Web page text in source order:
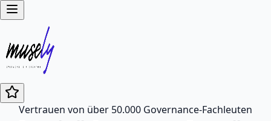
Vertrauen von über 50.000 Governance-Fachleuten